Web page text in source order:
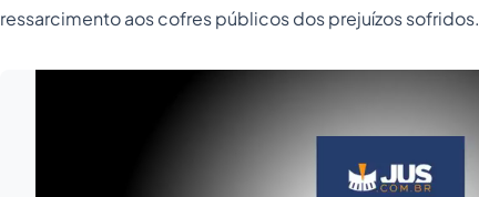
ressarcimento aos cofres públicos dos prejuízos sofridos.